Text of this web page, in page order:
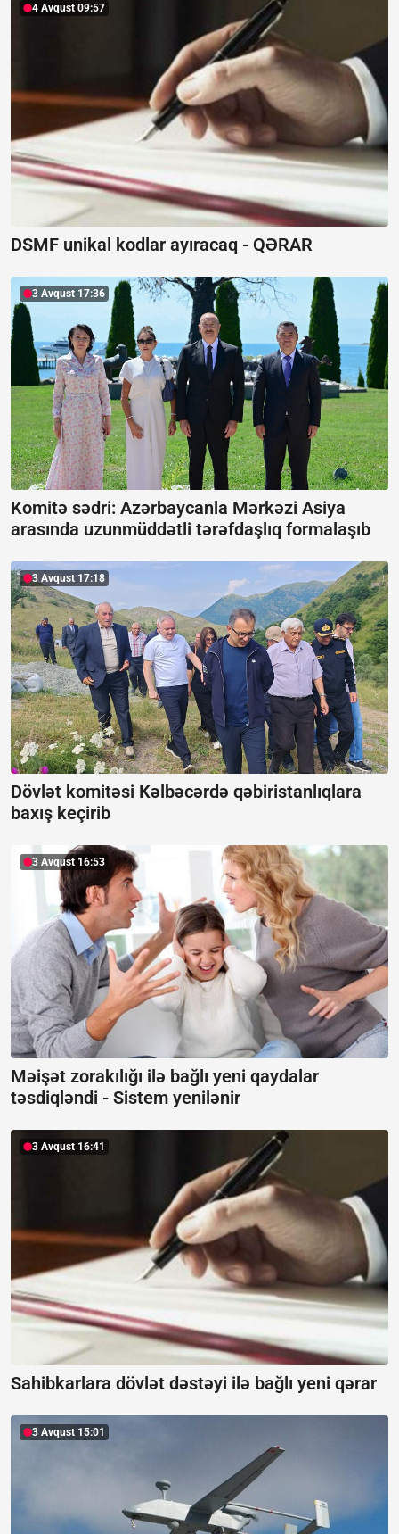
4 Avqust 09:57
DSMF unikal kodlar ayıracaq - QƏRAR
3 Avqust 17:36
Komitə sədri: Azərbaycanla Mərkəzi Asiya
arasında uzunmüddətli tərəfdaşlıq formalaşıb
3 Avqust 17:18
Dövlət komitəsi Kəlbəcərdə qəbiristanlıqlara
baxış keçirib
3 Avqust 16:53
Məişət zorakılığı ilə bağlı yeni qaydalar
təsdiqləndi - Sistem yenilənir
3 Avqust 16:41
Sahibkarlara dövlət dəstəyi ilə bağlı yeni qərar
3 Avqust 15:01